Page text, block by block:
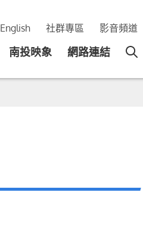
English 社群專區 影音頻道
南投映象 網路連結